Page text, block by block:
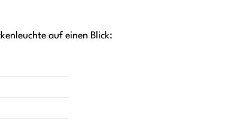
auf einen Blick: